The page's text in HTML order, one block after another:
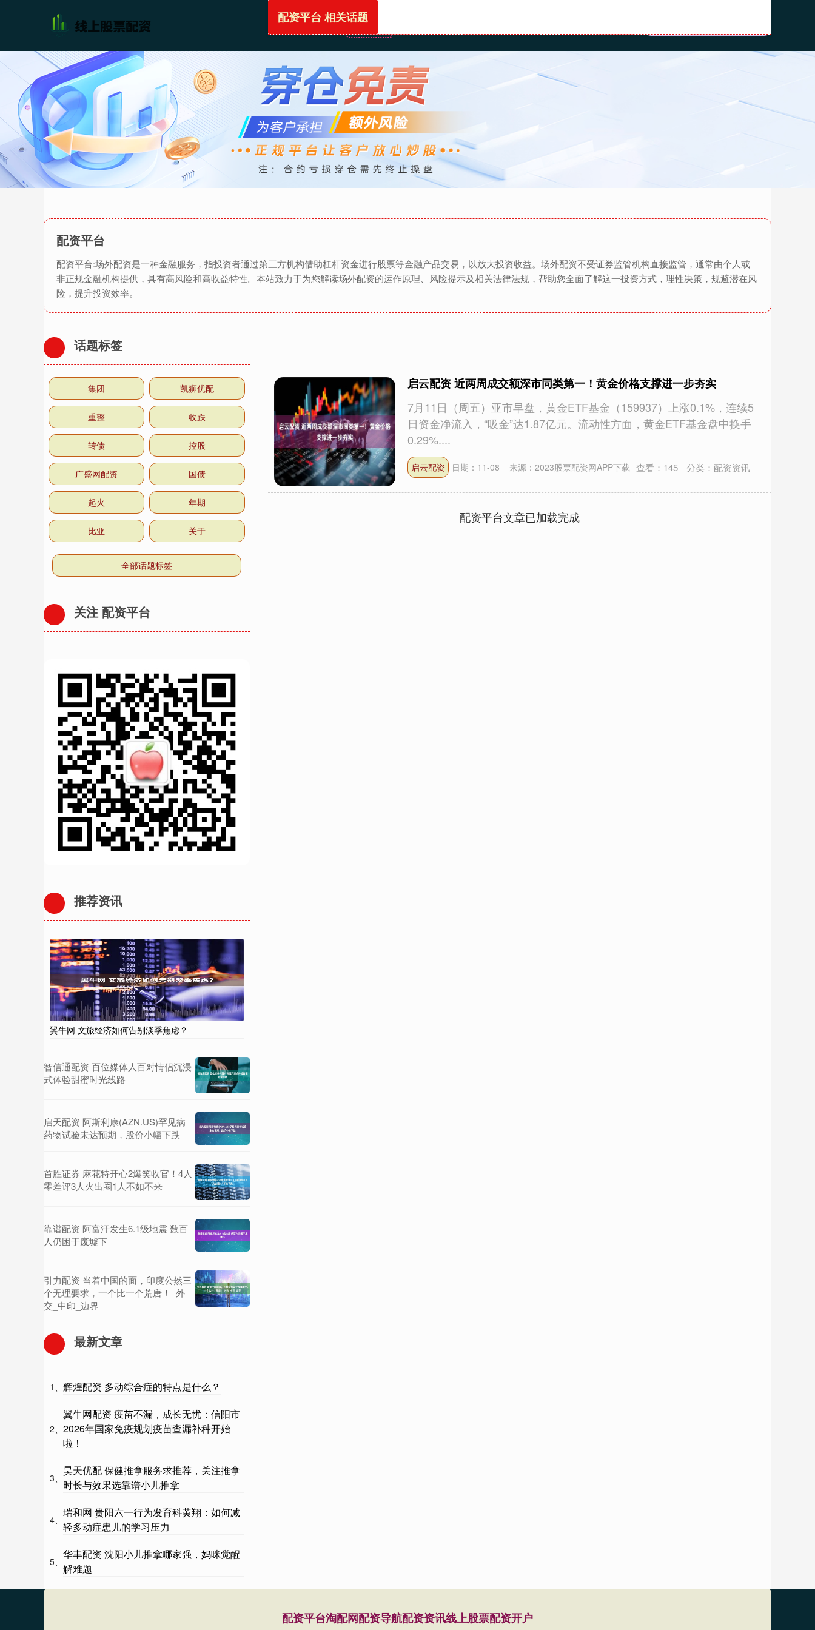
首页
配资平台
配资平台:场外配资是一种金融服务，指投资者通过第三方机构借助杠杆资金进行股票等金融产品交易，以放大投资收益。场外配资不受证券监管机构直接监管，通常由个人或
非正规金融机构提供，具有高风险和高收益特性。本站致力于为您解读场外配资的运作原理、风险提示及相关法律法规，帮助您全面了解这一投资方式，理性决策，规避潜在风
险，提升投资效率。
配资平台 相关话题
启云配资 近两周成交额深市同类第一！黄金价格支撑进一步夯实
7月11日（周五）亚市早盘，黄金ETF基金（159937）上涨0.1%，连续5
日资金净流入，“吸金”达1.87亿元。流动性方面，黄金ETF基金盘中换手
0.29%....
启云配资 日期：11-08 来源：2023股票配资网APP下载 查看： 145 分类： 配资资讯
配资平台文章已加载完成
话题标签
集团 凯狮优配
重整 收跌
转债 控股
广盛网配资 国债
起火 年期
比亚 关于
全部话题标签
关注 配资平台
推荐资讯
翼牛网 文旅经济如何告别淡季焦虑？
智信通配资 百位媒体人百对情侣沉浸
式体验甜蜜时光线路
启天配资 阿斯利康(AZN.US)罕见病
药物试验未达预期，股价小幅下跌
首胜证券 麻花特开心2爆笑收官！4人
零差评3人火出圈1人不如不来
靠谱配资 阿富汗发生6.1级地震 数百
人仍困于废墟下
引力配资 当着中国的面，印度公然三
个无理要求，一个比一个荒唐！_外
交_中印_边界
最新文章
1、 辉煌配资 多动综合症的特点是什么？
2、
翼牛网配资 疫苗不漏，成长无忧：信阳市
2026年国家免疫规划疫苗查漏补种开始
啦！
3、
昊天优配 保健推拿服务求推荐，关注推拿
时长与效果选靠谱小儿推拿
4、
瑞和网 贵阳六一行为发育科黄翔：如何减
轻多动症患儿的学习压力
5、
华丰配资 沈阳小儿推拿哪家强，妈咪觉醒
解难题
配资平台淘配网配资导航配资资讯线上股票配资开户